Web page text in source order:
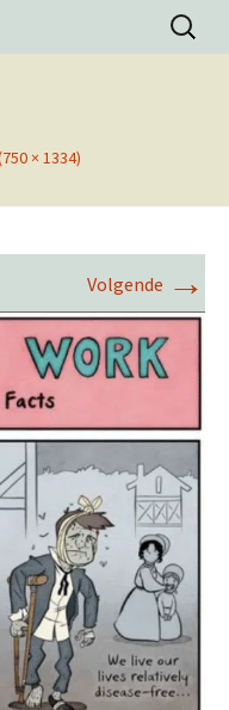
Zoeken
naar:
× 1334)
Volgende →